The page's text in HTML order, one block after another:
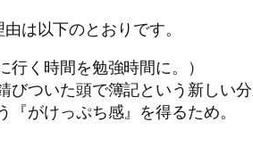
は以下のとおりです。
く時間を勉強時間に。）
ついた頭で簿記という新しい
がけっぷち感』を得るため。